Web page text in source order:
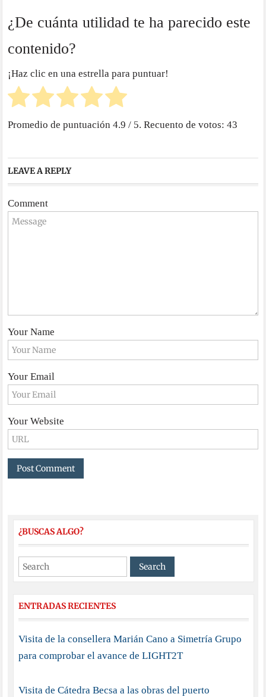
¿De cuánta utilidad te ha parecido este
contenido?
¡Haz clic en una estrella para puntuar!
Promedio de puntuación4.9 / 5. Recuento de votos:43
LEAVE A REPLY
Comment
Your Name
Your Email
Your Website
¿BUSCAS ALGO?
ENTRADAS RECIENTES
Visita de la consellera Marián Cano a Simetría Grupo
para comprobar el avance de LIGHT2T
Visita de Cátedra Becsa a las obras del puerto